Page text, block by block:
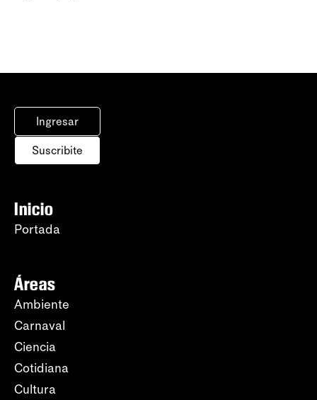
Ingresar
Suscribite
Inicio
Portada
Áreas
Ambiente
Carnaval
Ciencia
Cotidiana
Cultura